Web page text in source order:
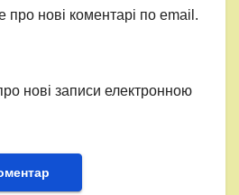
про нові коментарі по email.
нові записи електронною